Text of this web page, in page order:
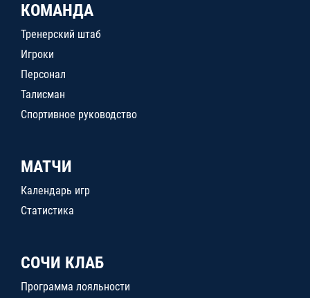
КОМАНДА
Тренерский штаб
Игроки
Персонал
Талисман
Спортивное руководство
МАТЧИ
Календарь игр
Статистика
СОЧИ КЛАБ
Программа лояльности